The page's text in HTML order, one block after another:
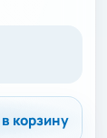
корзину